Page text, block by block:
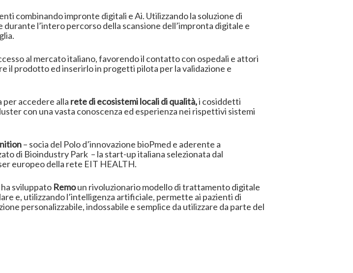
combinando impronte digitali e Ai. Utilizzando la soluzione di
l’intero percorso della scansione dell’impronta digitale e
al mercato italiano, favorendo il contatto con ospedali e attori
il prodotto ed inserirlo in progetti pilota per la validazione e
accedere alla rete di ecosistemi locali di qualità,i cosiddetti
con una vasta conoscenza ed esperienza nei rispettivi sistemi
– socia del Polo d’innovazione bioPmed e aderente a
di Bioindustry Park – la start-up italiana selezionata dal
europeo della rete EIT HEALTH.
sviluppato Remoun rivoluzionario modello di trattamento digitale
e, utilizzando l’intelligenza artificiale, permette ai pazienti di
personalizzabile, indossabile e semplice da utilizzare da parte del